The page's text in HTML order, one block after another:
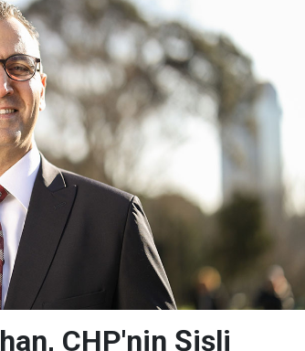
CHP'nin Şişli